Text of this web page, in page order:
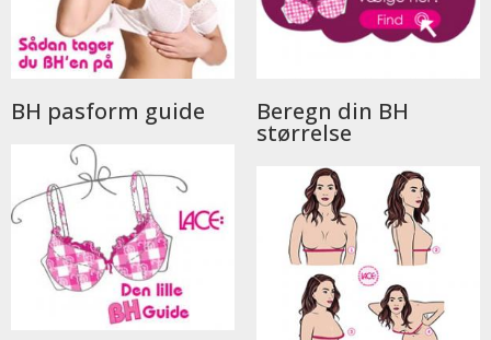
BH pasform guide Beregn din BH
størrelse